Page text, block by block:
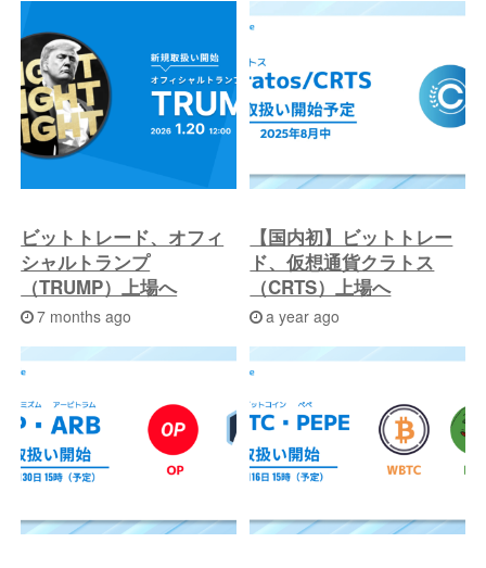
の
投
稿
へ
ビットトレード、オフィ
シャルトランプ
（TRUMP）上場へ
7 months ago
【国内初】ビットトレー
ド、仮想通貨クラトス
（CRTS）上場へ
a year ago